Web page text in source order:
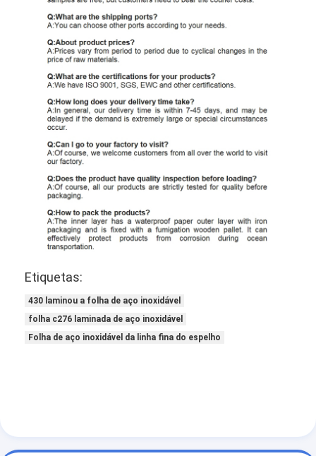
Etiquetas:
430 laminou a folha de aço inoxidável
folha c276 laminada de aço inoxidável
Folha de aço inoxidável da linha fina do espelho